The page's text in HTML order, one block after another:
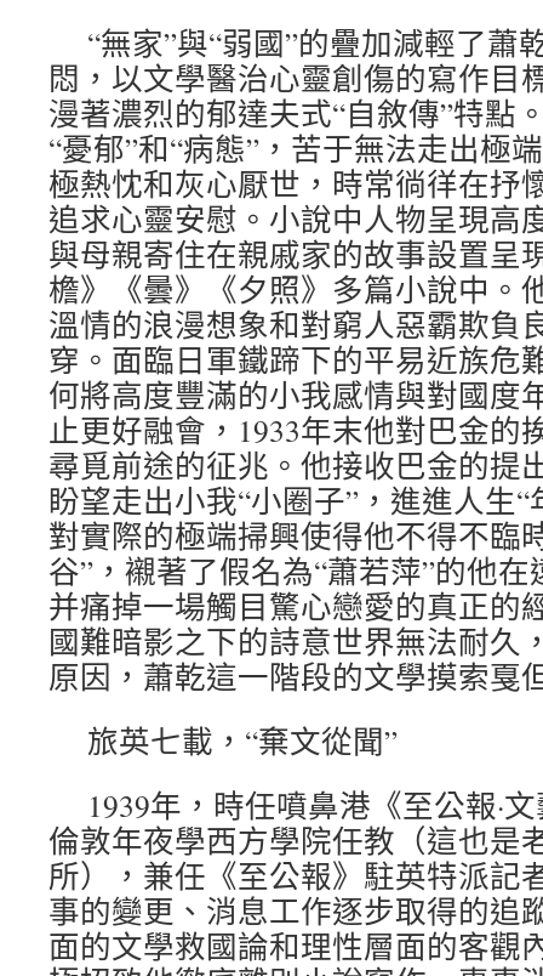
“無家”與“弱國”的疊加減輕了蕭
悶，以文學醫治心靈創傷的寫作目
漫著濃烈的郁達夫式“自敘傳”特點
“憂郁”和“病態”，苦于無法走出
極熱忱和灰心厭世，時常徜徉在抒
追求心靈安慰。小說中人物呈現高
與母親寄住在親戚家的故事設置呈
檐》《曇》《夕照》多篇小說中。
溫情的浪漫想象和對窮人惡霸欺負
穿。面臨日軍鐵蹄下的平易近族危
何將高度豐滿的小我感情與對國度
止更好融會，1933年末他對巴金的
尋覓前途的征兆。他接收巴金的提
盼望走出小我“小圈子”，進進人生
對實際的極端掃興使得他不得不臨
谷”，襯著了假名為“蕭若萍”的他
并痛掉一場觸目驚心戀愛的真正的
國難暗影之下的詩意世界無法耐久
原因，蕭乾這一階段的文學摸索戛
旅英七載，“棄文從聞”
1939年，時任噴鼻港《至公報·
倫敦年夜學西方學院任教（這也是
所），兼任《至公報》駐英特派記
事的變更、消息工作逐步取得的追
面的文學救國論和理性層面的客觀